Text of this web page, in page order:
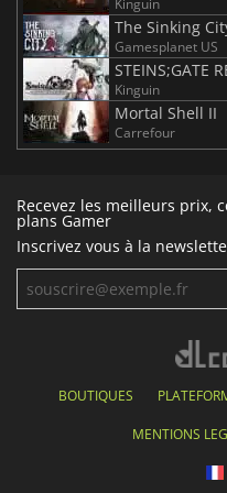
Kinguin
The Sinking
Gamesplanet US
STEINS;GATE
Kinguin
Mortal Shell II
Carrefour
Recevez les meilleurs prix,
plans Gamer
Inscrivez vous à la
BOUTIQUES
MENTIONS